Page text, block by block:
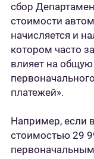
сбор
стоимости
начисляется и
котором часто
влияет на
платежей».
Например, если
стоимостью 29